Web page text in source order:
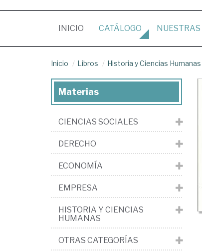
INICIO (CURRENT)
CATÁLOGO NUESTRAS
Inicio Libros Historia y Ciencias Humanas
Materias
CIENCIAS SOCIALES
DERECHO
ECONOMÍA
EMPRESA
HISTORIA Y CIENCIAS
HUMANAS
OTRAS CATEGORÍAS